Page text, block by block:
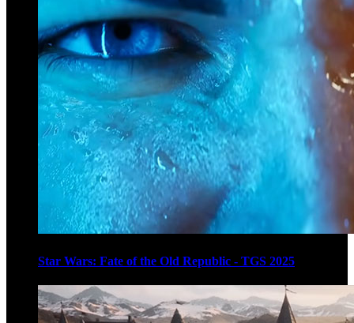
Star Wars: Fate of the Old Republic - TGS 2025